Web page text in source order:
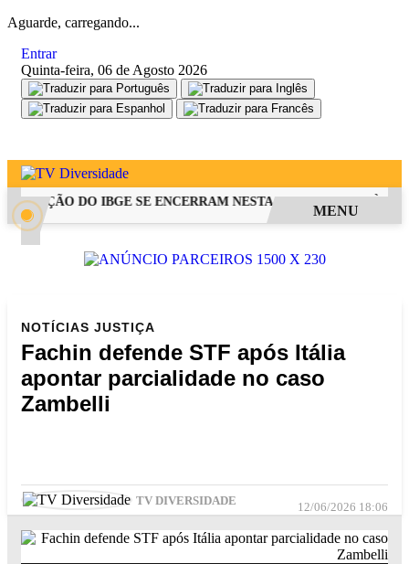
Aguarde, carregando...
Entrar
Quinta-feira, 06 de Agosto 2026
DO IBGE SE ENCERRAM NESTA QUINTA-FEIRA ÀS 14H
MENU
NOTÍCIAS JUSTIÇA
Fachin defende STF após Itália
apontar parcialidade no caso
Zambelli
TV DIVERSIDADE 12/06/2026 18:06